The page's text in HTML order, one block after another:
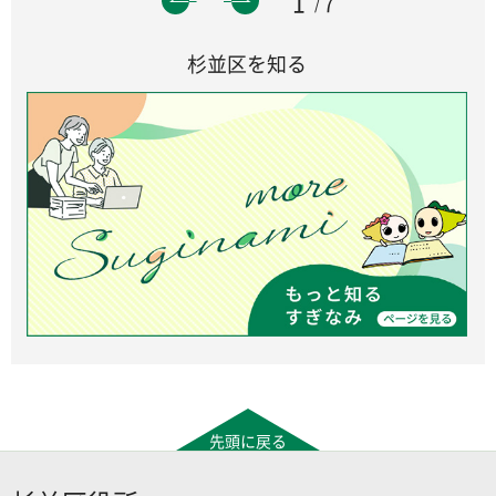
杉並区を知る
先頭に戻る